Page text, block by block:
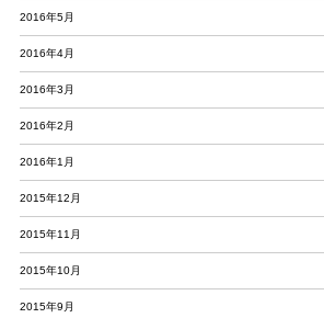
2016年5月
2016年4月
2016年3月
2016年2月
2016年1月
2015年12月
2015年11月
2015年10月
2015年9月